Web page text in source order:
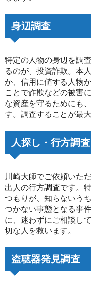
身辺調査
特定の人物の身辺を調
るのが、投資詐欺。本
か、信用に値する人物
ことで詐欺などの被害
な資産を守るためにも
す。調査することが最
人探し・行方調査
川崎大師でご依頼いた
出人の行方調査です。
つもりが、知らないう
つかない事態となる事
に、迷わずにご相談し
切な人を救います。
盗聴器発見調査